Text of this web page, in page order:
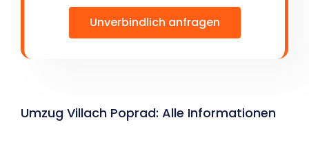
Unverbindlich anfragen
Umzug Villach Poprad: Alle Informationen